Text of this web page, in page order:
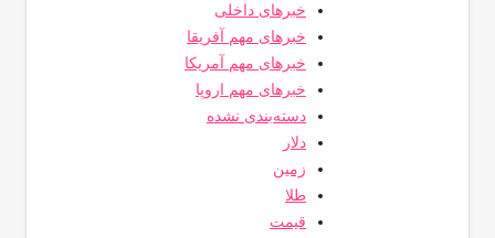
خبرهای داخلی
خبرهای مهم آفریقا
خبرهای مهم آمریکا
خبرهای مهم اروپا
دسته‌بندی نشده
دلار
زمین
طلا
قیمت